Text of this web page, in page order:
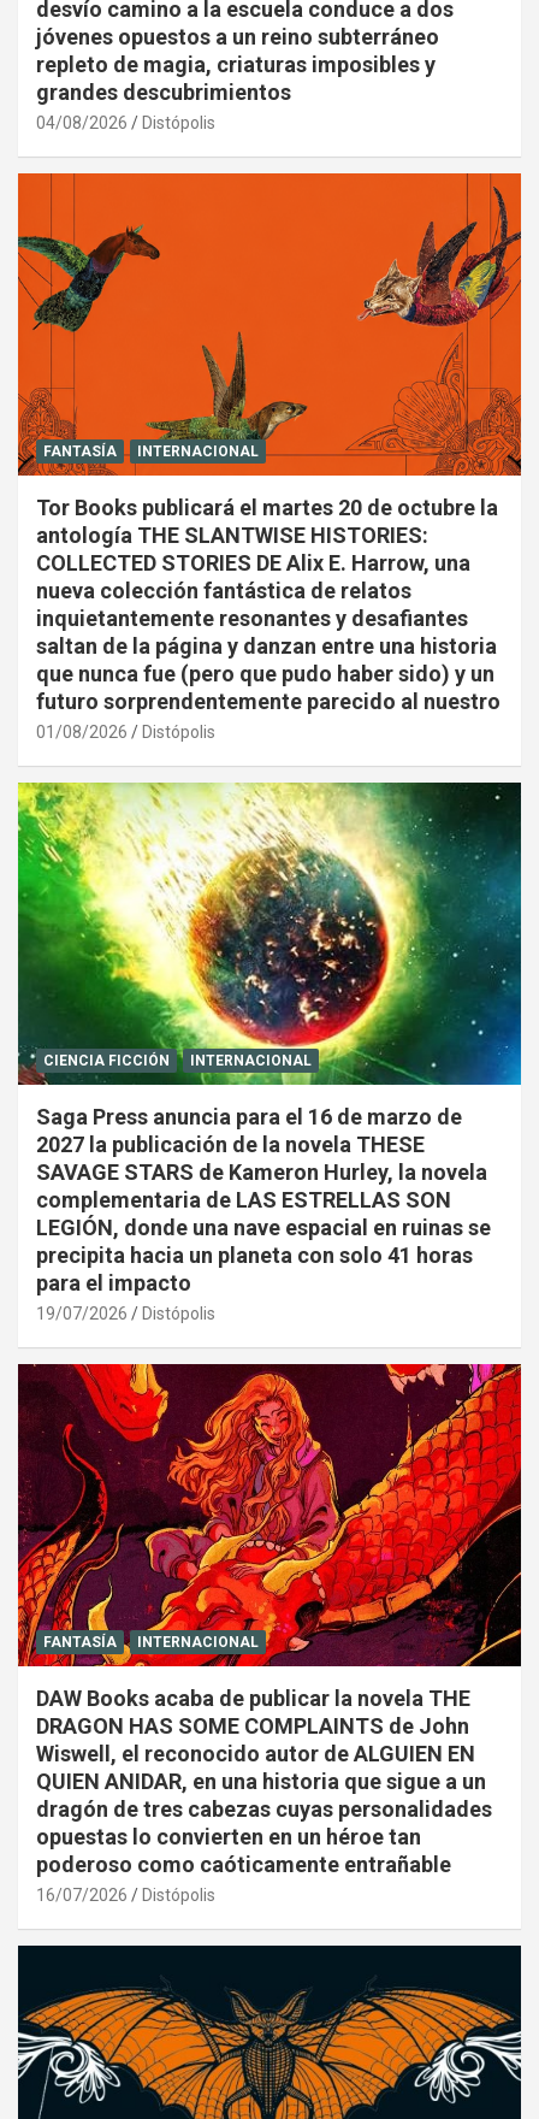
desvío camino a la escuela conduce a dos
jóvenes opuestos a un reino subterráneo
repleto de magia, criaturas imposibles y
grandes descubrimientos
04/08/2026 Distópolis
FANTASÍA INTERNACIONAL
Tor Books publicará el martes 20 de octubre la
antología THE SLANTWISE HISTORIES:
COLLECTED STORIES DE Alix E. Harrow, una
nueva colección fantástica de relatos
inquietantemente resonantes y desafiantes
saltan de la página y danzan entre una historia
que nunca fue (pero que pudo haber sido) y un
futuro sorprendentemente parecido al nuestro
01/08/2026 Distópolis
CIENCIA FICCIÓN INTERNACIONAL
Saga Press anuncia para el 16 de marzo de
2027 la publicación de la novela THESE
SAVAGE STARS de Kameron Hurley, la novela
complementaria de LAS ESTRELLAS SON
LEGIÓN, donde una nave espacial en ruinas se
precipita hacia un planeta con solo 41 horas
para el impacto
19/07/2026 Distópolis
FANTASÍA INTERNACIONAL
DAW Books acaba de publicar la novela THE
DRAGON HAS SOME COMPLAINTS de John
Wiswell, el reconocido autor de ALGUIEN EN
QUIEN ANIDAR, en una historia que sigue a un
dragón de tres cabezas cuyas personalidades
opuestas lo convierten en un héroe tan
poderoso como caóticamente entrañable
16/07/2026 Distópolis